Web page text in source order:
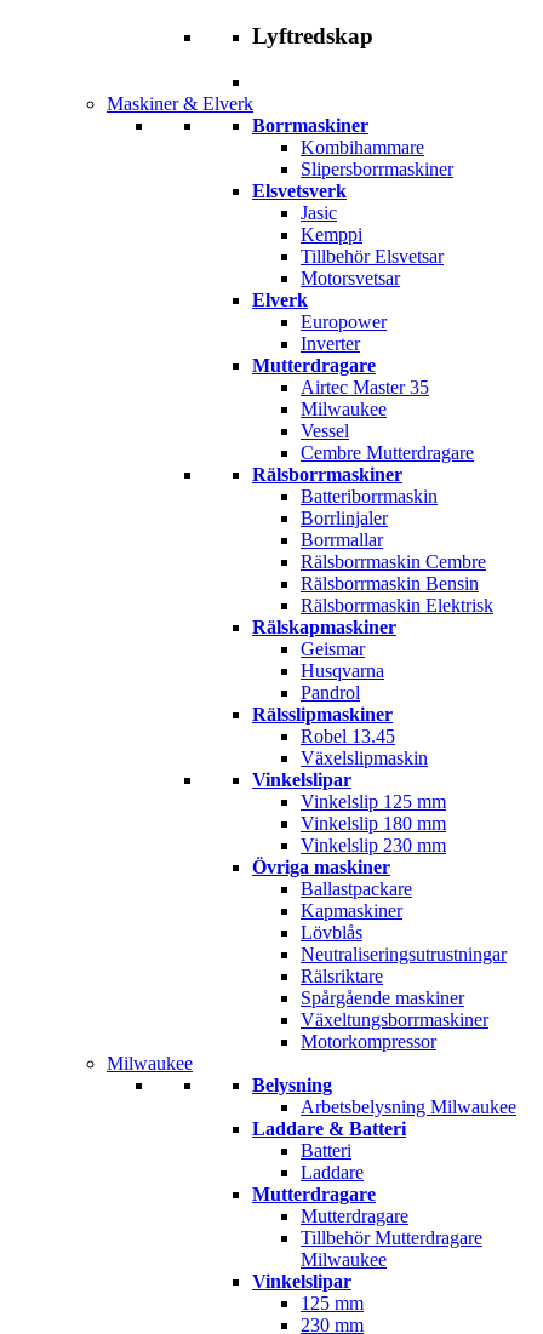
Lyftredskap
Maskiner & Elverk
Borrmaskiner
Kombihammare
Slipersborrmaskiner
Elsvetsverk
Jasic
Kemppi
Tillbehör Elsvetsar
Motorsvetsar
Elverk
Europower
Inverter
Mutterdragare
Airtec Master 35
Milwaukee
Vessel
Cembre Mutterdragare
Rälsborrmaskiner
Batteriborrmaskin
Borrlinjaler
Borrmallar
Rälsborrmaskin Cembre
Rälsborrmaskin Bensin
Rälsborrmaskin Elektrisk
Rälskapmaskiner
Geismar
Husqvarna
Pandrol
Rälsslipmaskiner
Robel 13.45
Växelslipmaskin
Vinkelslipar
Vinkelslip 125 mm
Vinkelslip 180 mm
Vinkelslip 230 mm
Övriga maskiner
Ballastpackare
Kapmaskiner
Lövblås
Neutraliseringsutrustningar
Rälsriktare
Spårgående maskiner
Växeltungsborrmaskiner
Motorkompressor
Milwaukee
Belysning
Arbetsbelysning Milwaukee
Laddare & Batteri
Batteri
Laddare
Mutterdragare
Mutterdragare
Tillbehör Mutterdragare
Milwaukee
Vinkelslipar
125 mm
230 mm